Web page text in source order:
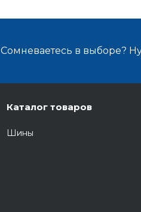
Сомневаетесь в выборе?
Каталог товаров
Шины